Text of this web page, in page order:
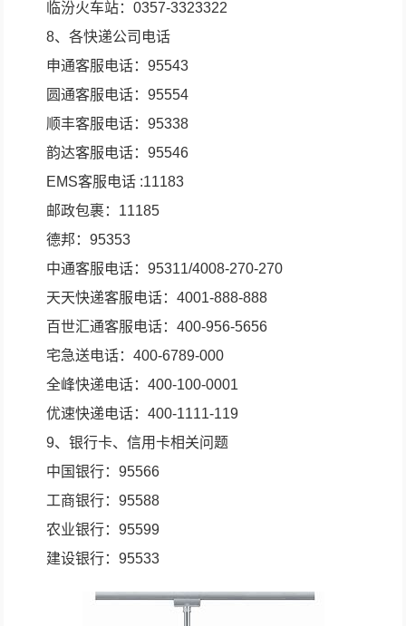
临汾火车站：0357-3323322
8、各快递公司电话
申通客服电话：95543
圆通客服电话：95554
顺丰客服电话：95338
韵达客服电话：95546
EMS客服电话 :11183
邮政包裹：11185
德邦：95353
中通客服电话：95311/4008-270-270
天天快递客服电话：4001-888-888
百世汇通客服电话：400-956-5656
宅急送电话：400-6789-000
全峰快递电话：400-100-0001
优速快递电话：400-1111-119
9、银行卡、信用卡相关问题
中国银行：95566
工商银行：95588
农业银行：95599
建设银行：95533